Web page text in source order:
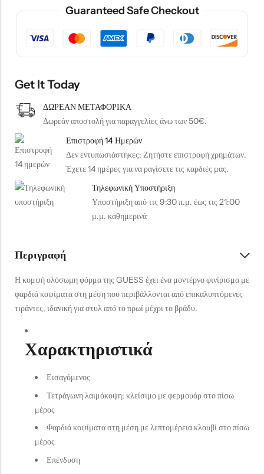
Guaranteed Safe Checkout
Get It Today
ΔΩΡΕΑΝ ΜΕΤΑΦΟΡΙΚΑ
Δωρεάν αποστολή για παραγγελίες άνω των 50€.
Επιστροφή 14 Ημερών
Δεν εντυπωσιάστηκες; Ζητήστε επιστροφή χρημάτων.
Έχετε 14 ημέρες για να ραγίσετε τις καρδιές μας.
Τηλεφωνική Υποστήριξη
Υποστήριξη από τις 9:30 π.μ. έως τις 21:00
μ.μ. καθημερινά
Περιγραφή
Η κομψή ολόσωμη φόρμα της GUESS έχει ένα μοντέρνο φινίρισμα με
φαρδιά κοψίματα στη μέση που περιβάλλονται από επικαλυπτόμενες
τιράντες, ιδανική για στυλ από το πρωί μέχρι το βράδυ.
Χαρακτηριστικά
Εισαγόμενος
Τετράγωνη λαιμόκοψη; κλείσιμο με φερμουάρ στο πίσω
μέρος
Φαρδιά κοψίματα στη μέση με λεπτομέρεια κλουβί στο πίσω
μέρος
Επένδυση